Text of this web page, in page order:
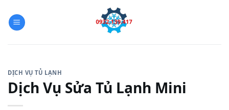
DỊCH VỤ TỦ LẠNH
Dịch Vụ Sửa Tủ Lạnh Mini